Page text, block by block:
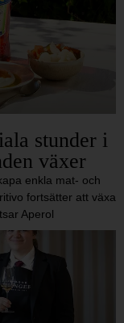
stunder i
växer
enkla mat- och
fortsätter att växa
Aperol